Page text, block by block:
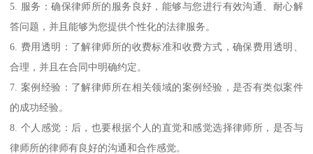
5. 服务：确保律师所的服务良好，能够与您进行有效沟通、耐心解
答问题，并且能够为您提供个性化的法律服务。
6. 费用透明：了解律师所的收费标准和收费方式，确保费用透明、
合理，并且在合同中明确约定。
7. 案例经验：了解律师所在相关领域的案例经验，是否有类似案件
的成功经验。
8. 个人感觉：后，也要根据个人的直觉和感觉选择律师所，是否与
律师所的律师有良好的沟通和合作感觉。